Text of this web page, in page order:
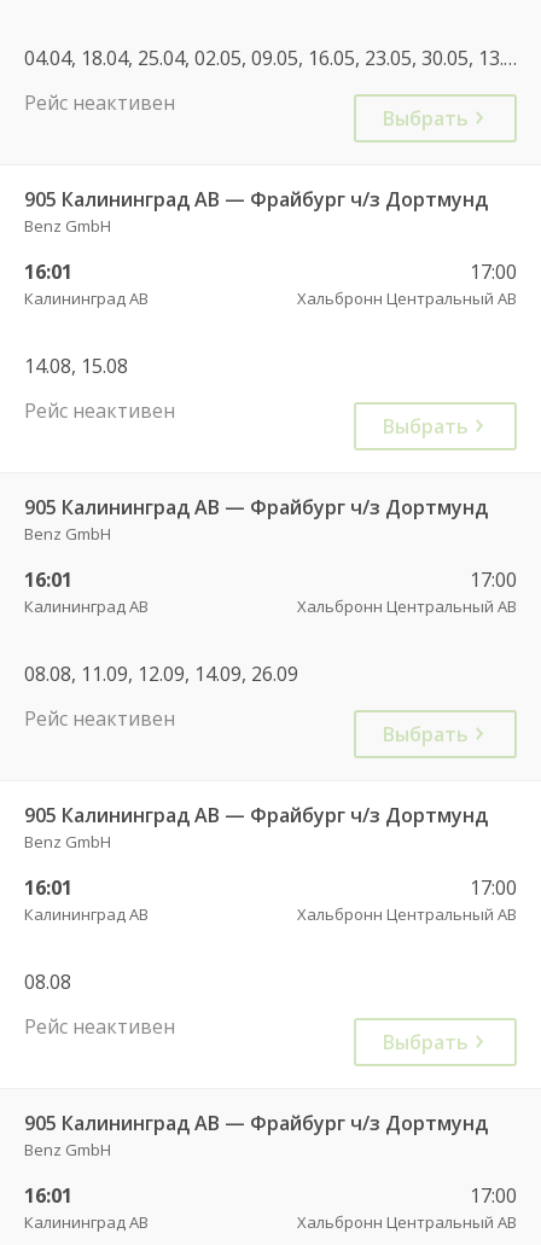
04.04, 18.04, 25.04, 02.05, 09.05, 16.05, 23.05, 30.05, 13.06, 23.06, 30.06, 04.07, 11.07, 14.07, 28.07, 08.08, 15.08, 22.08, 06.09, 17.10, 02.05, 31.07, 13.07, 17.07, 07.08, 21.08, 24.08
Рейс неактивен
Выбрать
905 Калининград АВ — Фрайбург ч/з Дортмунд
Benz GmbH
16:01
Калининград АВ
17:00
Хальбронн Центральный АВ
14.08, 15.08
Рейс неактивен
Выбрать
905 Калининград АВ — Фрайбург ч/з Дортмунд
Benz GmbH
16:01
Калининград АВ
17:00
Хальбронн Центральный АВ
08.08, 11.09, 12.09, 14.09, 26.09
Рейс неактивен
Выбрать
905 Калининград АВ — Фрайбург ч/з Дортмунд
Benz GmbH
16:01
Калининград АВ
17:00
Хальбронн Центральный АВ
08.08
Рейс неактивен
Выбрать
905 Калининград АВ — Фрайбург ч/з Дортмунд
Benz GmbH
16:01
Калининград АВ
17:00
Хальбронн Центральный АВ